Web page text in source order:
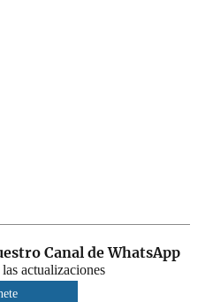
Canal de WhatsApp
actualizaciones